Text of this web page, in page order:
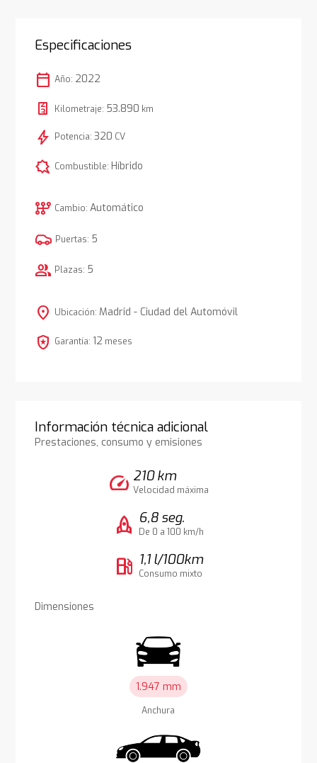
Especificaciones
calendar_today Año: 2022
Kilometraje: 53.890 km
bolt Potencia: 320 CV
comic_bubble Combustible: Híbrido
auto_transmission Cambio: Automático
Puertas: 5
group Plazas: 5
location_on Ubicación: Madrid - Ciudad del Automóvil
local_police Garantía: 12 meses
Información técnica adicional
Prestaciones, consumo y emisiones
speed 210 km
Velocidad máxima
rocket 6,8 seg.
De 0 a 100 km/h
local_gas_station 1,1 l/100km
Consumo mixto
Dimensiones
1.947 mm
Anchura